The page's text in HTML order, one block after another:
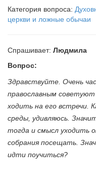
Категория вопроса:
церкви и ложные обычаи
Спрашивает: Людмила
Вопрос:
Здравствуйте. Очень
православным
ходить на его встречи.
среды, удивляюсь.
тогда и смысл уходить
собрания посещать.
идти поучиться?